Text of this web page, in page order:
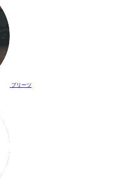
プリーツ